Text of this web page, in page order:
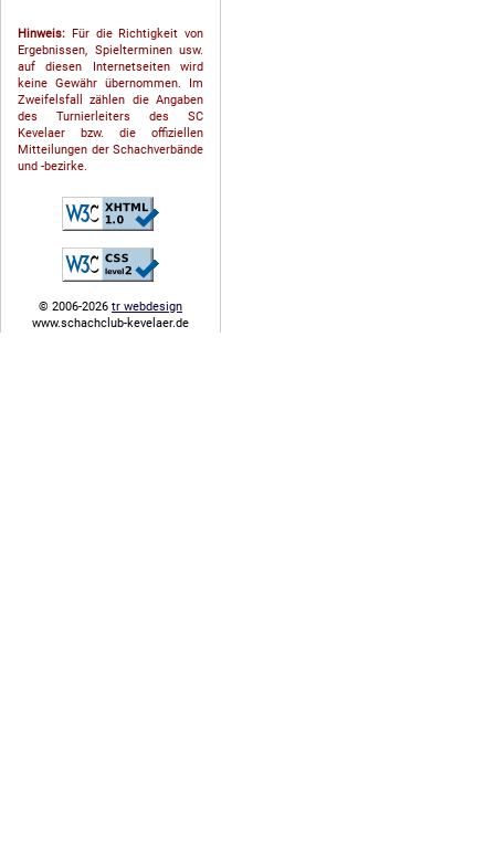
Hinweis: Für die Richtigkeit von
Ergebnissen, Spielterminen usw.
auf diesen Internetseiten wird
keine Gewähr übernommen. Im
Zweifelsfall zählen die Angaben
des Turnierleiters des SC
Kevelaer bzw. die offiziellen
Mitteilungen der Schach­ver­bände
und -bezirke.
© 2006-2026 tr webdesign
www.schachclub-kevelaer.de